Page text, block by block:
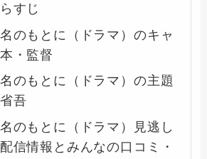
すじ
のもとに（ドラマ）のキャ
・監督
のもとに（ドラマ）の主題
吾
のもとに（ドラマ）見逃し
信情報とみんなの口コミ・